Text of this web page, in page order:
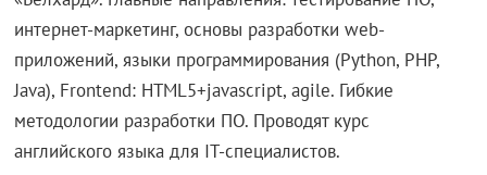
интернет-маркетинг, основы разработки web-
приложений, языки программирования (Python, PHP,
Java), Frontend: HTML5+javascript, аgile. Гибкие
методологии разработки ПО. Проводят курс
английского языка для IT-специалистов.